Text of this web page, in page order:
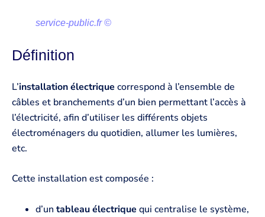
service-public.fr ©
Définition
L’installation électrique correspond à l’ensemble de
câbles et branchements d’un bien permettant l’accès à
l’électricité, afin d’utiliser les différents objets
électroménagers du quotidien, allumer les lumières,
etc.
Cette installation est composée :
d’un tableau électrique qui centralise le système,